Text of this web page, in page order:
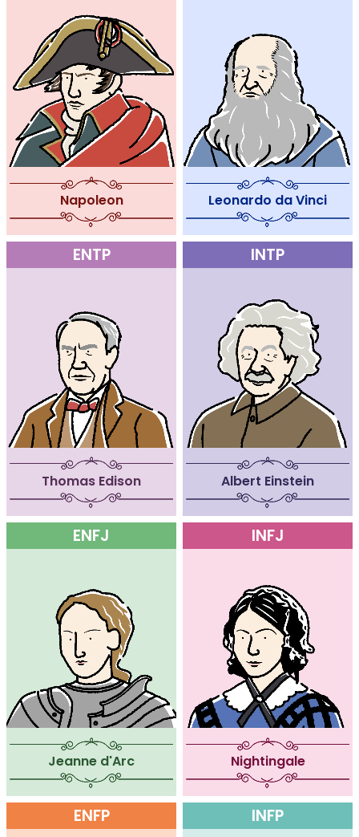
Napoleon Leonardo da Vinci
ENTP
Thomas Edison
INTP
Albert Einstein
ENFJ
Jeanne d'Arc
INFJ
Nightingale
ENFP INFP